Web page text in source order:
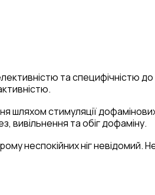
та специфічністю
шляхом стимуляції
вивільнення та обіг дофаміну.
неспокійних ніг